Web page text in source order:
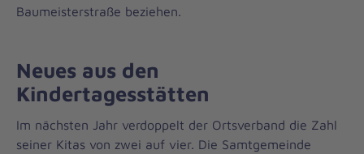
Baumeisterstraße beziehen.
Neues aus den
Kindertagesstätten
Im nächsten Jahr verdoppelt der Ortsverband die Zahl
seiner Kitas von zwei auf vier. Die Samtgemeinde